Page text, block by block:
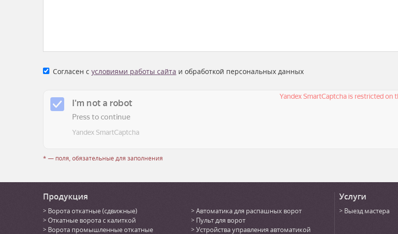
Согласен с условиями работы сайта и обработкой персональных данных
* — поля, обязательные для заполнения
Продукция
Ворота откатные (сдвижные)
Откатные ворота с калиткой
Ворота промышленные откатные
Автоматика для распашных ворот
Пульт для ворот
Устройства управления автоматикой
Услуги
Выезд мастера